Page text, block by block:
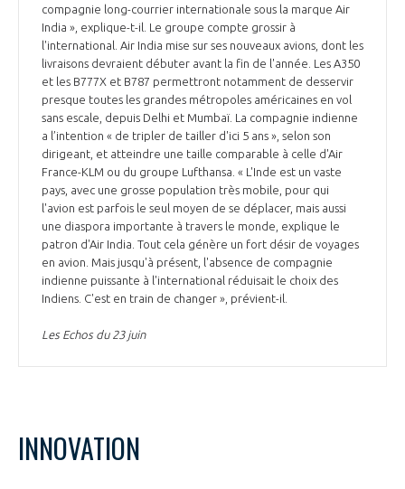
compagnie long-courrier internationale sous la marque Air
India », explique-t-il. Le groupe compte grossir à
l'international. Air India mise sur ses nouveaux avions, dont les
livraisons devraient débuter avant la fin de l'année. Les A350
et les B777X et B787 permettront notamment de desservir
presque toutes les grandes métropoles américaines en vol
sans escale, depuis Delhi et Mumbaï. La compagnie indienne
a l’intention « de tripler de tailler d'ici 5 ans », selon son
dirigeant, et atteindre une taille comparable à celle d'Air
France-KLM ou du groupe Lufthansa. « L'Inde est un vaste
pays, avec une grosse population très mobile, pour qui
l'avion est parfois le seul moyen de se déplacer, mais aussi
une diaspora importante à travers le monde, explique le
patron d'Air India. Tout cela génère un fort désir de voyages
en avion. Mais jusqu'à présent, l'absence de compagnie
indienne puissante à l'international réduisait le choix des
Indiens. C'est en train de changer », prévient-il.
Les Echos du 23 juin
INNOVATION